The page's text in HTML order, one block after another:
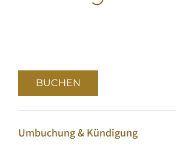
BUCHEN
Umbuchung & Kündigung